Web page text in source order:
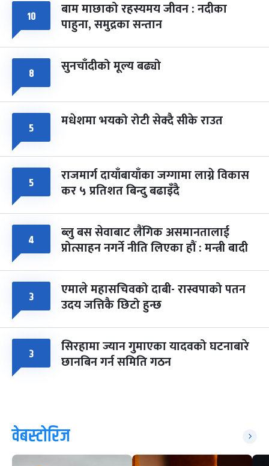
८ फागुपूर्णिमा
चैत्र ८, २०८३-Mar 22, 2027
७ महिना बाँकी
१० बाम माछाको रहस्यमय जीवन : नदीका
पाहुना, समुद्रका सन्तान
८ सुनचाँदीको मूल्य बढ्यो
५ मधेशमा भयको रोटी सेक्दै सीके राउत
५ राजमार्ग दायाँबायाँका जग्गामा लाग्ने विकास
कर ५ प्रतिशत बिन्दु बढाइँदै
४ ब्लु बस सेवाबाट लैंगिक असमानतालाई
प्रोत्साहन नगर्ने नीति लिएका हौं : मन्त्री बादी
३ एमाले महासचिवको दाबी- रास्वपाको पतन
उदय जत्तिकै छिटो हुन्छ
३ सिरहामा ज्यान गुमाएका यादवको घटनाबारे
छानबिन गर्न समिति गठन
वेबस्टोरिज